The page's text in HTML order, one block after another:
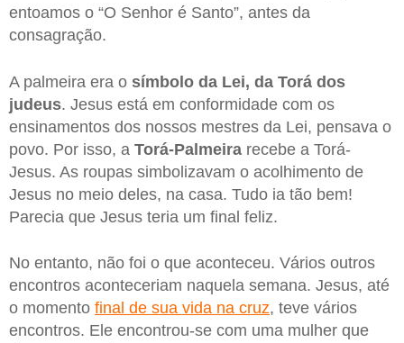
entoamos o “O Senhor é Santo”, antes da
consagração.
A palmeira era o símbolo da Lei, da Torá dos
judeus. Jesus está em conformidade com os
ensinamentos dos nossos mestres da Lei, pensava o
povo. Por isso, a Torá-Palmeira recebe a Torá-
Jesus. As roupas simbolizavam o acolhimento de
Jesus no meio deles, na casa. Tudo ia tão bem!
Parecia que Jesus teria um final feliz.
No entanto, não foi o que aconteceu. Vários outros
encontros aconteceriam naquela semana. Jesus, até
o momento final de sua vida na cruz, teve vários
encontros. Ele encontrou-se com uma mulher que